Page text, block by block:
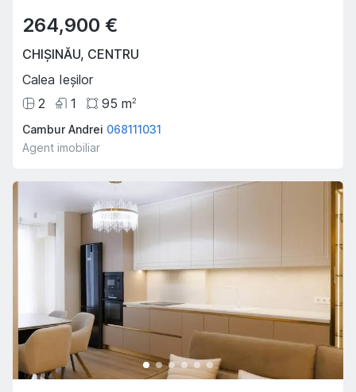
264,900 €
CHIȘINĂU, CENTRU
Calea Ieșilor
2
1 95 m2
Cambur Andrei 068111031
Agent imobiliar